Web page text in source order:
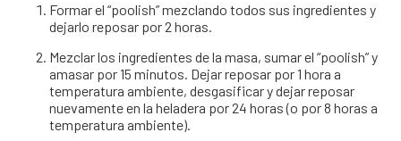
Formar el “poolish” mezclando todos sus ingredientes y
dejarlo reposar por 2 horas.
Mezclar los ingredientes de la masa, sumar el “poolish” y
amasar por 15 minutos. Dejar reposar por 1 hora a
temperatura ambiente, desgasificar y dejar reposar
nuevamente en la heladera por 24 horas (o por 8 horas a
temperatura ambiente).